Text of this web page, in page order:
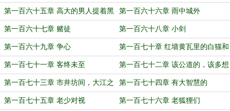
了？
第一百六十五章 高大的男人提着黑
色的长枪
第一百六十六章 雨中城外
第一百六十七章 赌徒 第一百六十八章 小剑
第一百六十九章 争心 第一百七十章 红墙黄瓦里的白猫和
胖男人
第一百七十一章 客终未至 第一百七十二章 该公道的，该多想
想的
第一百七十三章 市井坊间，大江之
前
第一百七十四章 有大智慧的
第一百七十五章 老少对视 第一百七十六章 老狐狸们